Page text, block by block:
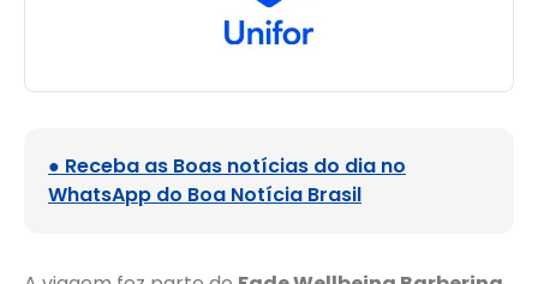
● Receba as Boas notícias do dia no
WhatsApp do Boa Notícia Brasil